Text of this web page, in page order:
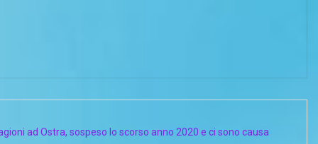
ad Ostra, sospeso lo scorso anno 2020 e ci sono causa